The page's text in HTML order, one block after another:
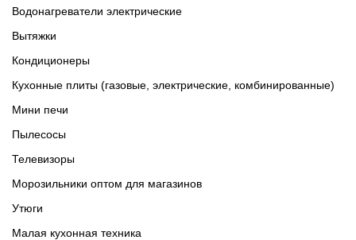
Водонагреватели электрические
Вытяжки
Кондиционеры
Кухонные плиты (газовые, электрические, комбинированные)
Мини печи
Пылесосы
Телевизоры
Морозильники оптом для магазинов
Утюги
Малая кухонная техника